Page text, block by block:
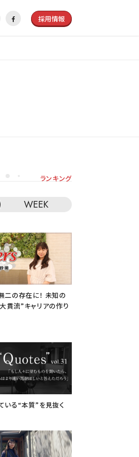
採用情報
ランキング
WEEK
二の存在に！ 未知の
貫流”キャリアの作り
いる“本質”を見抜く